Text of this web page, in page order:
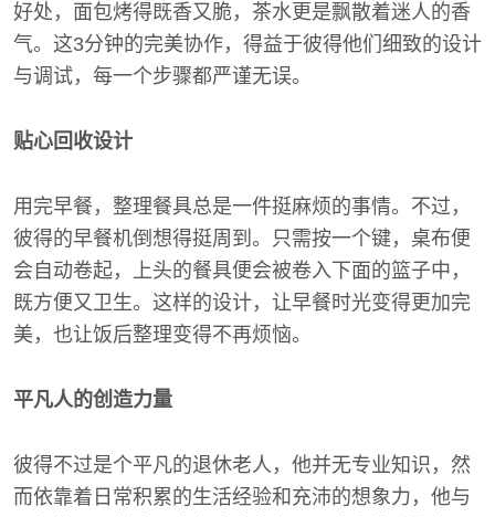
好处，面包烤得既香又脆，茶水更是飘散着迷人的香
气。这3分钟的完美协作，得益于彼得他们细致的设计
与调试，每一个步骤都严谨无误。
贴心回收设计
用完早餐，整理餐具总是一件挺麻烦的事情。不过，
彼得的早餐机倒想得挺周到。只需按一个键，桌布便
会自动卷起，上头的餐具便会被卷入下面的篮子中，
既方便又卫生。这样的设计，让早餐时光变得更加完
美，也让饭后整理变得不再烦恼。
平凡人的创造力量
彼得不过是个平凡的退休老人，他并无专业知识，然
而依靠着日常积累的生活经验和充沛的想象力，他与